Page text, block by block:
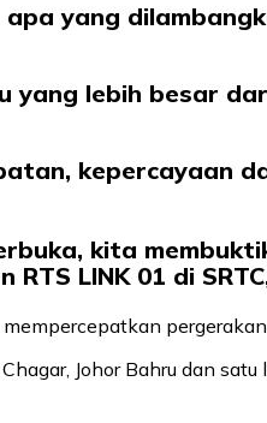
yang
yang lebih besar
kepercayaan
kita
LINK 01 di
Johor Bahru dan satu